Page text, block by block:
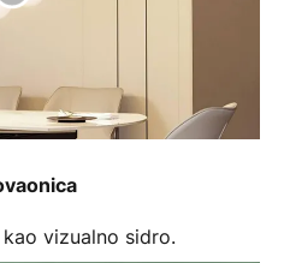
vizualno sidro.